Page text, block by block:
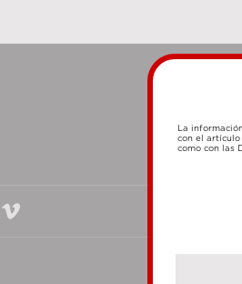
La
con el artículo
como con las